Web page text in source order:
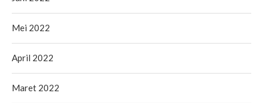
Mei 2022
April 2022
Maret 2022